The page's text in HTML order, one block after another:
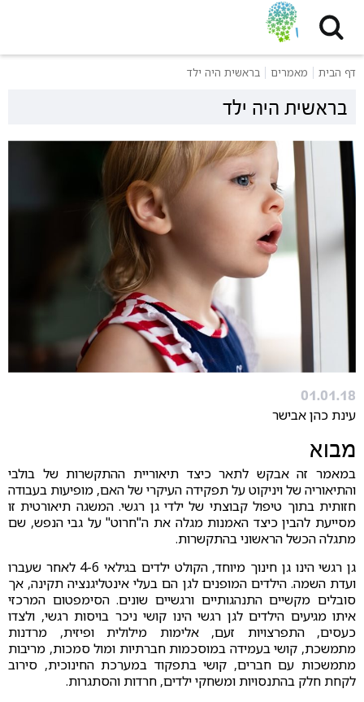
דף הבית מאמרים בראשית היה ילד
בראשית היה ילד
01.01.18
עינת כהן אבישר
מבוא
במאמר זה אבקש לתאר כיצד תיאוריית ההתקשרות של בולבי
והתיאוריה של ויניקוט על תפקידה העיקרי של האם, מופיעות בעבודה
חזותית בתוך טיפול קבוצתי של ילדי גן רגשי. המשגה תיאורטית זו
מסייעת להבין כיצד האמנות מגלה את ה"חרוט" על גבי הנפש, שם
מתגלה הכשל הראשוני בהתקשרות.
גן רגשי הינו גן חינוך מיוחד, הקולט ילדים בגילאי 4-6 לאחר שעברו
ועדת השמה. הילדים המופנים לגן הם בעלי אינטליגנציה תקינה, אך
סובלים מקשיים התנהגותיים ורגשיים שונים. הסימפטום המרכזי
איתו מגיעים הילדים לגן רגשי הינו קושי ניכר בויסות רגשי, ולצדו
כעסים, התפרצויות זעם, אלימות מילולית ופיזית, מרדנות
מתמשכת, קושי בעמידה במוסכמות חברתיות ומול סמכות, מריבות
מתמשכות עם חברים, קושי בתפקוד במערכת החינוכית, סירוב
לקחת חלק בהתנסויות ומשחקי ילדים, חרדות והסתגרות.